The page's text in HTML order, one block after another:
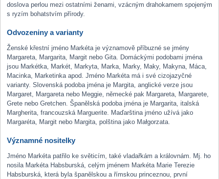
doslova perlou mezi ostatními ženami, vzácným drahokamem spojeným
s ryzím bohatstvím přírody.
Odvozeniny a varianty
Ženské křestní jméno Markéta je významově příbuzné se jmény
Margareta, Margarita, Margit nebo Gita. Domáckými podobami jména
jsou Markétka, Markét, Markyta, Marka, Marky, Maky, Makyna, Máca,
Macinka, Marketinka apod. Jméno Markéta má i své cizojazyčné
varianty. Slovenská podoba jména je Margita, anglické verze jsou
Margaret, Margareta nebo Meggie, německé pak Margareta, Margarete,
Grete nebo Gretchen. Španělská podoba jména je Margarita, italská
Margherita, francouzská Marguerite. Maďarština jméno užívá jako
Margaréta, Margit nebo Margita, polština jako Małgorzata.
Významné nositelky
Jméno Markéta patřilo ke světicím, také vladařkám a královnám. Mj. ho
nosila Markéta Habsburská, celým jménem Markéta Marie Terezie
Habsburská, která byla španělskou a římskou princeznou, první